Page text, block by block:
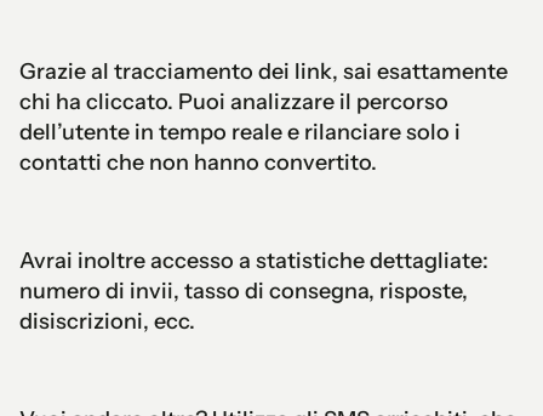
Grazie al tracciamento dei link, sai esattamente
chi ha cliccato. Puoi analizzare il percorso
dell’utente in tempo reale e rilanciare solo i
contatti che non hanno convertito.
Avrai inoltre accesso a statistiche dettagliate:
numero di invii, tasso di consegna, risposte,
disiscrizioni, ecc.